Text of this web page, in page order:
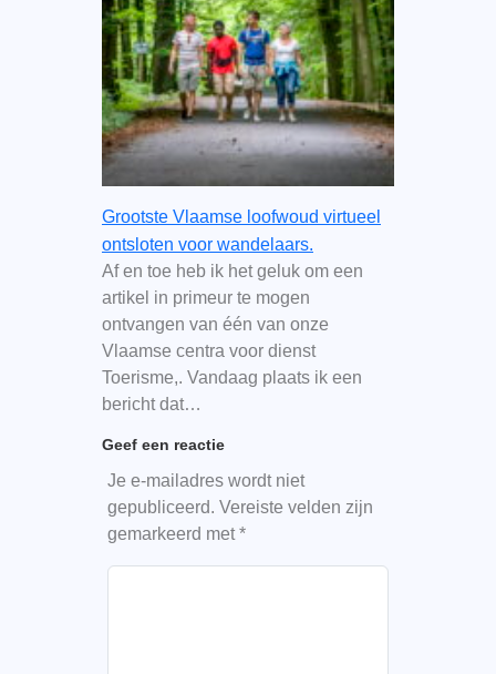
Grootste Vlaamse loofwoud virtueel
ontsloten voor wandelaars.
Af en toe heb ik het geluk om een
artikel in primeur te mogen
ontvangen van één van onze
Vlaamse centra voor dienst
Toerisme,. Vandaag plaats ik een
bericht dat…
Geef een reactie
Je e-mailadres wordt niet
gepubliceerd. Vereiste velden zijn
gemarkeerd met*